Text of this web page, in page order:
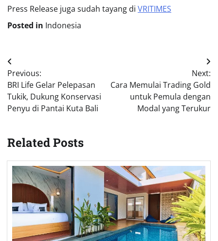
Press Release juga sudah tayang di VRITIMES
Posted in Indonesia
Post
navigation
Previous:
BRI Life Gelar Pelepasan
Tukik, Dukung Konservasi
Penyu di Pantai Kuta Bali
Next:
Cara Memulai Trading Gold
untuk Pemula dengan
Modal yang Terukur
Related Posts